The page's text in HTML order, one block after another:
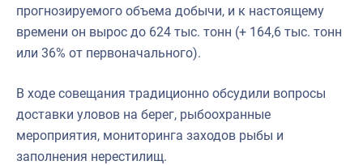
прогнозируемого объема добычи, и к настоящему
времени он вырос до 624 тыс. тонн (+ 164,6 тыс. тонн
или 36% от первоначального).
В ходе совещания традиционно обсудили вопросы
доставки уловов на берег, рыбоохранные
мероприятия, мониторинга заходов рыбы и
заполнения нерестилищ.